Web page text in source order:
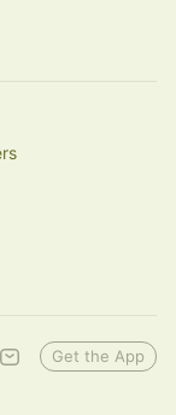
Get the App